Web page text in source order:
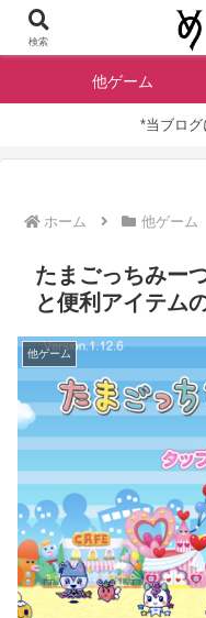
他ゲーム
*当ブロ
ホーム 他ゲーム
たまごっちみー
と便利アイテム
他ゲーム
検索